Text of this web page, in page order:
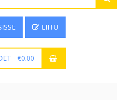
LIITU
- €0.00